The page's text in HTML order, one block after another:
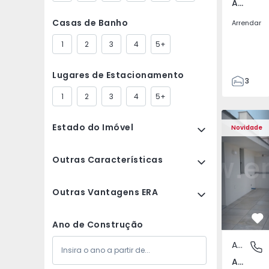
Casas de Banho
1 2 3 4 5+
Lugares de Estacionamento
1 2 3 4 5+
Estado do Imóvel
Outras Características
Outras Vantagens ERA
Ano de Construção
Av. Boavista, Porto
Arrendar
3
132
142
2
Novidade
Apartamento T2
Av.
Apartamento
Av. Boavista, Porto